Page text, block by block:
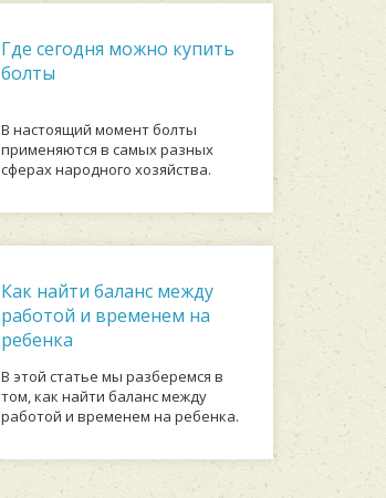
Где сегодня можно купить
болты
В настоящий момент болты
применяются в самых разных
сферах народного хозяйства.
Как найти баланс между
работой и временем на
ребенка
В этой статье мы разберемся в
том, как найти баланс между
работой и временем на ребенка.